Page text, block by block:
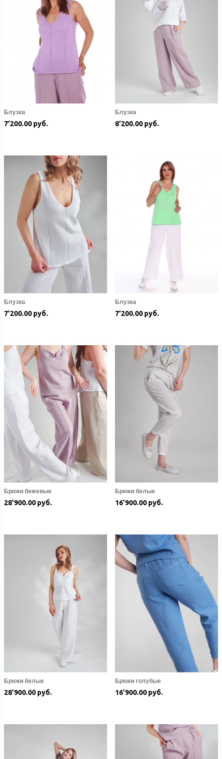
Блузка
7'200.00 руб.
Блузка
8'200.00 руб.
Блузка
7'200.00 руб.
Блузка
7'200.00 руб.
Брюки бежевые
28'900.00 руб.
Брюки белые
16'900.00 руб.
Брюки белые
28'900.00 руб.
Брюки голубые
16'900.00 руб.